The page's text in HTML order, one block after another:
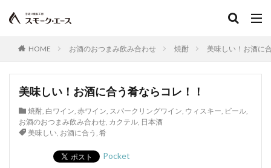
HOME お酒のおつまみ飲み合わせ 焼酎 美味しい！お酒に
美味しい！お酒に合う肴ならコレ！！
焼酎, 白ワイン, 赤ワイン, スパークリングワイン, ウィスキー, ビール,
お酒のおつまみ飲み合わせ, カクテル, 日本酒
美味しい, お酒に合う , 肴
Pocket